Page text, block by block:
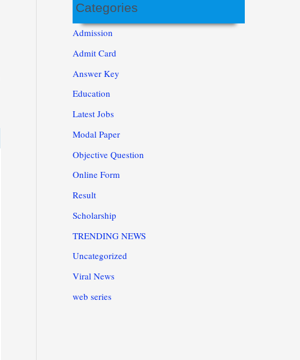
Categories
Admission
Admit Card
Answer Key
Education
Latest Jobs
Modal Paper
Objective Question
Online Form
Result
Scholarship
TRENDING NEWS
Uncategorized
Viral News
web series